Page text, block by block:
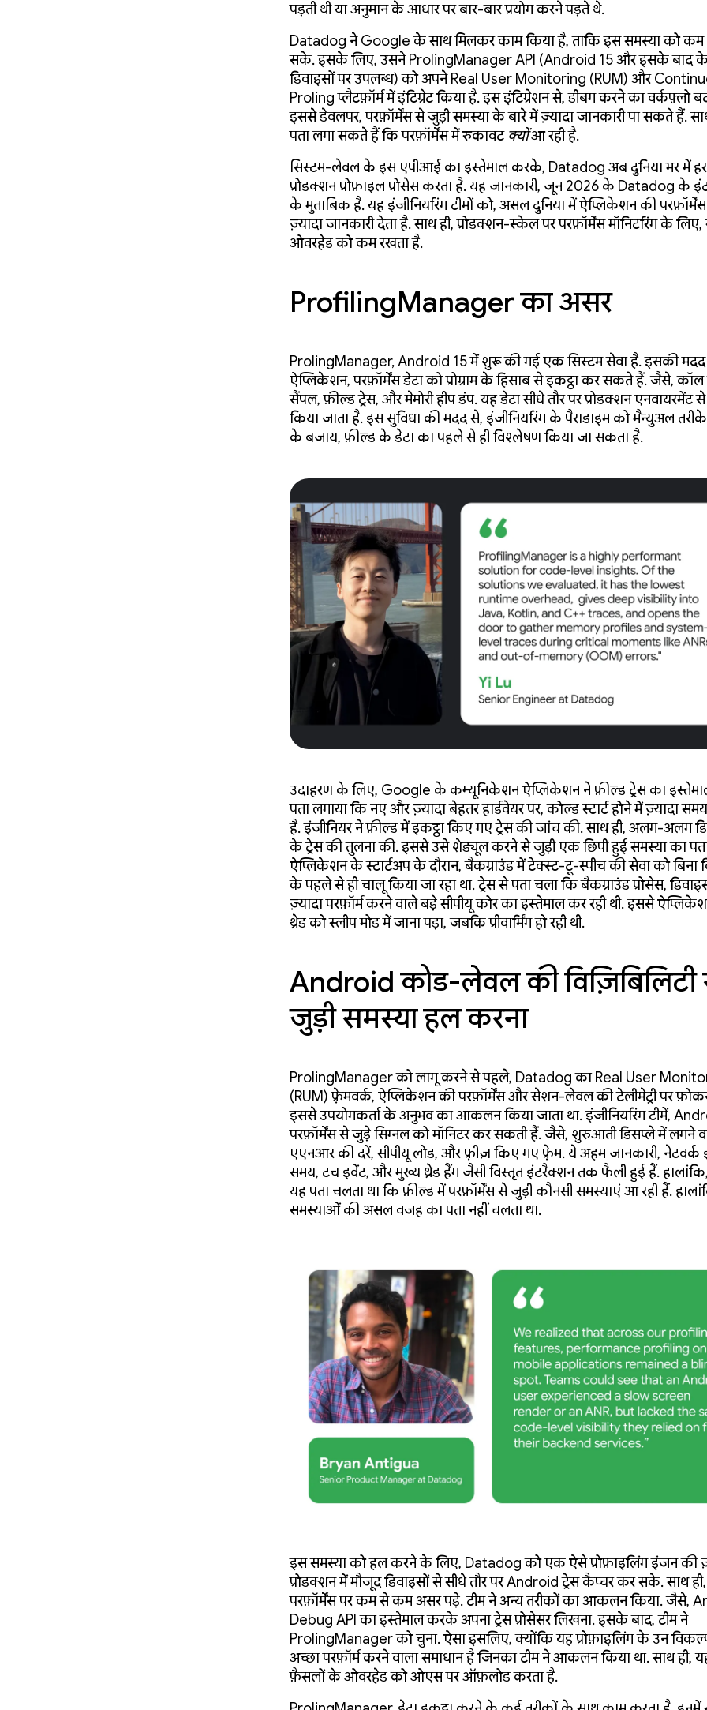
पड़ती थी या अनुमान के आधार पर बार-बार प्रयोग करने पड़ते थे.
Datadog ने Google के साथ मिलकर काम किया है, ताकि इस समस्या को कम
सके. इसके लिए, उसने ProfilingManager API (Android 15 और इसके बाद के
डिवाइसों पर उपलब्ध) को अपने Real User Monitoring (RUM) और
Profiling प्लैटफ़ॉर्म में इंटिग्रेट किया है. इस इंटिग्रेशन से, डीबग करने का वर्कफ़्लो
इससे डेवलपर, परफ़ॉर्मेंस से जुड़ी समस्या के बारे में ज़्यादा जानकारी पा सकते हैं.
पता लगा सकते हैं कि परफ़ॉर्मेंस में रुकावट क्योंआ रही है.
सिस्टम-लेवल के इस एपीआई का इस्तेमाल करके, Datadog अब दुनिया भर में
प्रोडक्शन प्रोफ़ाइल प्रोसेस करता है. यह जानकारी, जून 2026 के Datadog के
के मुताबिक है. यह इंजीनियरिंग टीमों को, असल दुनिया में ऐप्लिकेशन की
ज़्यादा जानकारी देता है. साथ ही, प्रोडक्शन-स्केल पर परफ़ॉर्मेंस मॉनिटरिंग के लिए,
ओवरहेड को कम रखता है.
ProfilingManager का असर
ProfilingManager, Android 15 में शुरू की गई एक सिस्टम सेवा है. इसकी
ऐप्लिकेशन, परफ़ॉर्मेंस डेटा को प्रोग्राम के हिसाब से इकट्ठा कर सकते हैं. जैसे,
सैंपल, फ़ील्ड ट्रेस, और मेमोरी हीप डंप. यह डेटा सीधे तौर पर प्रोडक्शन एनवायरमेंट से
किया जाता है. इस सुविधा की मदद से, इंजीनियरिंग के पैराडाइम को मैन्युअल तरीके
के बजाय, फ़ील्ड के डेटा का पहले से ही विश्लेषण किया जा सकता है.
उदाहरण के लिए, Google के कम्यूनिकेशन ऐप्लिकेशन ने फ़ील्ड ट्रेस का
पता लगाया कि नए और ज़्यादा बेहतर हार्डवेयर पर, कोल्ड स्टार्ट होने में ज़्यादा
है. इंजीनियर ने फ़ील्ड में इकट्ठा किए गए ट्रेस की जांच की. साथ ही, अलग-अलग
के ट्रेस की तुलना की. इससे उसे शेड्यूल करने से जुड़ी एक छिपी हुई समस्या का
ऐप्लिकेशन के स्टार्टअप के दौरान, बैकग्राउंड में टेक्स्ट-टू-स्पीच की सेवा को बिना
के पहले से ही चालू किया जा रहा था. ट्रेस से पता चला कि बैकग्राउंड प्रोसेस,
ज़्यादा परफ़ॉर्म करने वाले बड़े सीपीयू कोर का इस्तेमाल कर रही थी. इससे
थ्रेड को स्लीप मोड में जाना पड़ा, जबकि प्रीवार्मिंग हो रही थी.
Android कोड-लेवल की विज़िबिलिटी
जुड़ी समस्या हल करना
ProfilingManager को लागू करने से पहले, Datadog का Real User
(RUM) फ़्रेमवर्क, ऐप्लिकेशन की परफ़ॉर्मेंस और सेशन-लेवल की टेलीमेट्री पर
इससे उपयोगकर्ता के अनुभव का आकलन किया जाता था. इंजीनियरिंग टीमें,
परफ़ॉर्मेंस से जुड़े सिग्नल को मॉनिटर कर सकती हैं. जैसे, शुरुआती डिसप्ले में लगने
एएनआर की दरें, सीपीयू लोड, और फ़्रीज़ किए गए फ़्रेम. ये अहम जानकारी, नेटवर्क
समय, टच इवेंट, और मुख्य थ्रेड हैंग जैसी विस्तृत इंटरैक्शन तक फैली हुई हैं.
यह पता चलता था कि फ़ील्ड में परफ़ॉर्मेंस से जुड़ी कौनसी समस्याएं आ रही हैं.
समस्याओं की असल वजह का पता नहीं चलता था.
इस समस्या को हल करने के लिए, Datadog को एक ऐसे प्रोफ़ाइलिंग इंजन की
प्रोडक्शन में मौजूद डिवाइसों से सीधे तौर पर Android ट्रेस कैप्चर कर सके. साथ
परफ़ॉर्मेंस पर कम से कम असर पड़े. टीम ने अन्य तरीकों का आकलन किया. जैसे,
Debug API का इस्तेमाल करके अपना ट्रेस प्रोसेसर लिखना. इसके बाद, टीम ने
ProfilingManager को चुना. ऐसा इसलिए, क्योंकि यह प्रोफ़ाइलिंग के उन
अच्छा परफ़ॉर्म करने वाला समाधान है जिनका टीम ने आकलन किया था. साथ ही,
फ़ैसलों के ओवरहेड को ओएस पर ऑफ़लोड करता है.